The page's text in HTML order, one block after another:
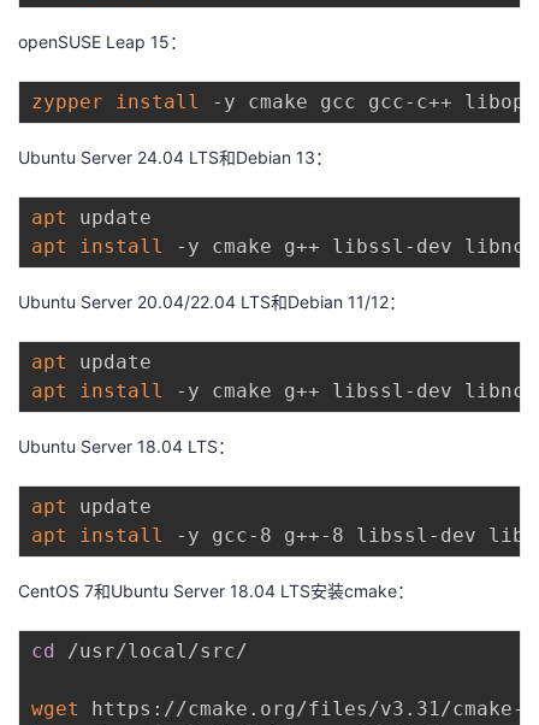
openSUSE Leap 15：
zypper install
Ubuntu Server 24.04 LTS和Debian 13：
apt
apt
install
Ubuntu Server 20.04/22.04 LTS和Debian 11/12：
apt
apt
install
Ubuntu Server 18.04 LTS：
apt
apt
install
CentOS 7和Ubuntu Server 18.04 LTS安装cmake：
cd /usr/local/src/
wget